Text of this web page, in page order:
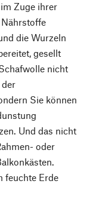
Zuge ihrer
die Wurzeln
gesellt
nicht
Sie können
Und das nicht
oder
feuchte Erde